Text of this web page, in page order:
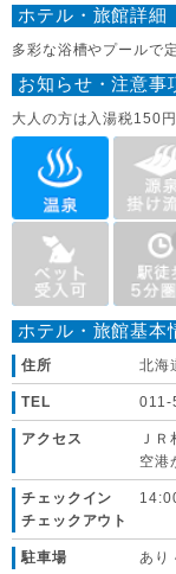
ホテル・旅館詳細
多彩な浴槽やプールで
お知らせ・注意事
大人の方は入湯税150
ホテル・旅館基本
住所 北海
TEL 011-
アクセス
Ｊ
空港
チェックイン
チェックアウト
駐車場 あ